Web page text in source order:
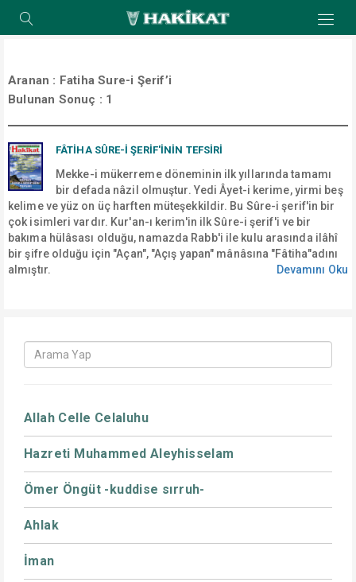
Aranan : Fatiha Sure-i Şerif’i
Bulunan Sonuç : 1
FÂTİHA SÛRE-İ ŞERİF'İNİN TEFSİRİ
Mekke-i mükerreme döneminin ilk yıllarında tamamı
bir defada nâzil olmuştur. Yedi Âyet-i kerime, yirmi beş
kelime ve yüz on üç harften müteşekkildir. Bu Sûre-i şerif'in bir
çok isimleri vardır. Kur'an-ı kerim'in ilk Sûre-i şerif'i ve bir
bakıma hülâsası olduğu, namazda Rabb'i ile kulu arasında ilâhî
bir şifre olduğu için "Açan", "Açış yapan" mânâsına "Fâtiha"adını
almıştır.
Devamını Oku
Allah Celle Celaluhu
Hazreti Muhammed Aleyhisselam
Ömer Öngüt -kuddise sırruh-
Ahlak
İman